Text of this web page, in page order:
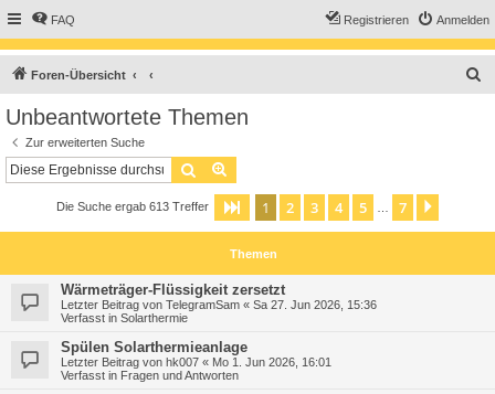
FAQ Anmelden
Registrieren
Foren-Übersicht
Unbeantwortete Themen
Zur erweiterten Suche
Suche
Die Suche ergab 613 Treffer Seite 1von
1 2 3 4 5 7
Themen
Wärmeträger-Flüssigkeit zersetzt
Letzter Beitrag von TelegramSam « Sa 27. Jun 2026, 15:36
Verfasst in Solarthermie
Spülen Solarthermieanlage
Letzter Beitrag von hk007 « Mo 1. Jun 2026, 16:01
Verfasst in Fragen und Antworten